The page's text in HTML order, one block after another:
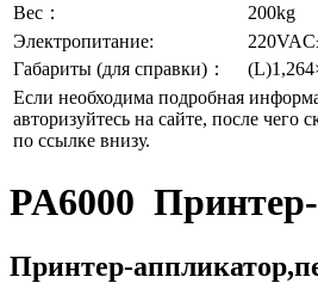
Вес：
200kg
Электропитание:
Габариты (для справки)：
Если необходима подробная
авторизуйтесь на сайте, после чего
по ссылке внизу.
PA6000
Принтер-